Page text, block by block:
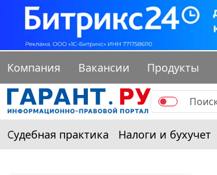
Компания Вакансии Продукты
Судебная практика Налоги и бухучет